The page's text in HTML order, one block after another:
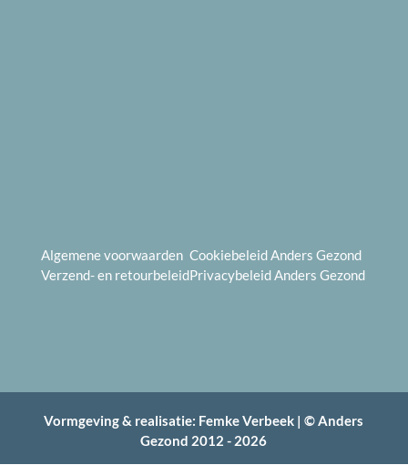
Algemene voorwaarden
Verzend- en retourbeleid
CookiebeleidAnders Gezond
PrivacybeleidAnders Gezond
Vormgeving & realisatie: Femke Verbeek | ©Anders
Gezond 2012 - 2026